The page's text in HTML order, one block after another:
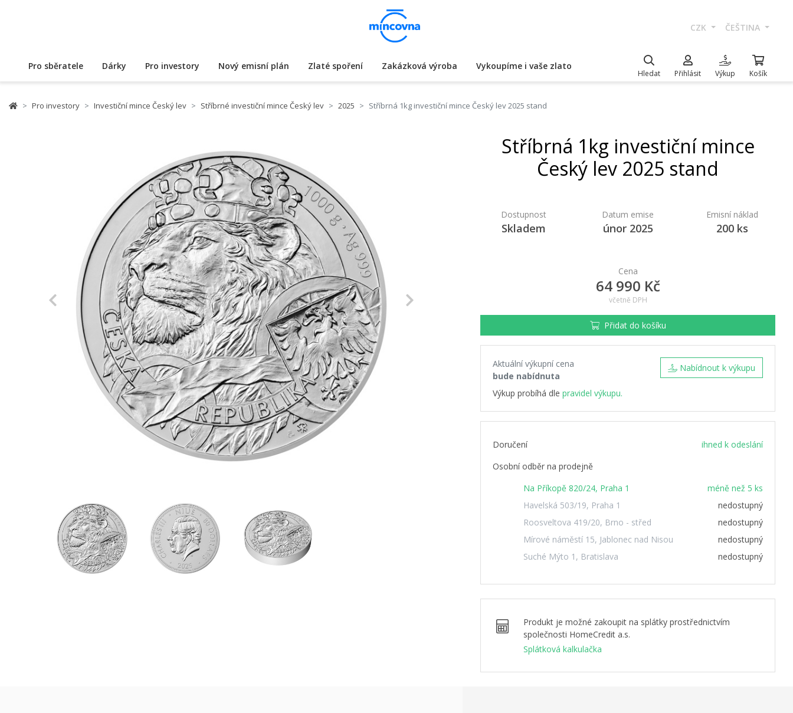
CZK ČEŠTINA
Pro sběratele Dárky Pro investory Nový emisní plán Zlaté spoření Zakázková výroba Vykoupíme i vaše zlato
Hledat Přihlásit Výkup Košík
Pro investory Investiční mince Český lev Stříbrné investiční mince Český lev 2025 Stříbrná 1kg investiční mince Český lev 2025 stand
Previous
Stříbrná 1kg investiční mince
Český lev 2025 stand
Dostupnost
Skladem
Datum emise
únor 2025
Emisní náklad
200 ks
Cena
64 990 Kč
včetně DPH
Přidat do košíku
Aktuální výkupní cena
bude nabídnuta
Výkup probíhá dle pravidel výkupu.
Nabídnout k výkupu
Doručení
ihned k odeslání
Osobní odběr na prodejně
Na Příkopě 820/24, Praha 1
méně než 5 ks
Havelská 503/19, Praha 1
nedostupný
Roosveltova 419/20, Brno - střed
nedostupný
Mírové náměstí 15, Jablonec nad Nisou
nedostupný
Suché Mýto 1, Bratislava
nedostupný
Produkt je možné zakoupit na splátky prostřednictvím
společnosti HomeCredit a.s.
Splátková kalkulačka